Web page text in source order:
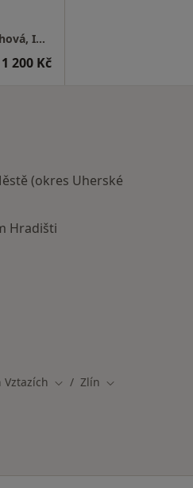
Psychologické poradenství Mgr. Lenka Švachová, Instagram: Moje_psycholozka
1 200 Kč
(okres Uherské
Hradišti
Vztazích Změna města
Zlín Změna města